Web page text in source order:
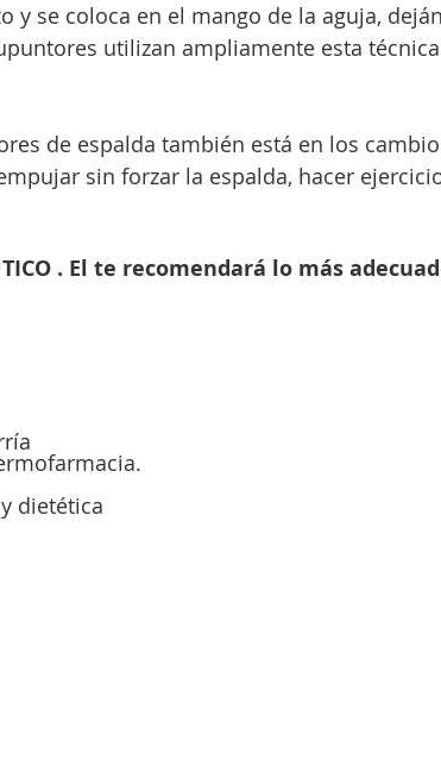
y se coloca en el mango de la aguja,
utilizan ampliamente esta
sin forzar la espalda, hacer
. El te recomendará lo más
dietética